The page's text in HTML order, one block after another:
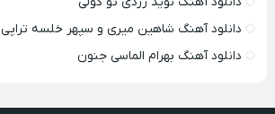
دانلود آهنگ شاهین میری و سپهر خلسه تراپی
دانلود آهنگ بهرام الماسی جنون